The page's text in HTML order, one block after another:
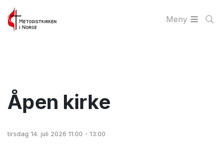
Meny
Åpen kirke
tirsdag 14. juli 2026 11:00 - 13:00